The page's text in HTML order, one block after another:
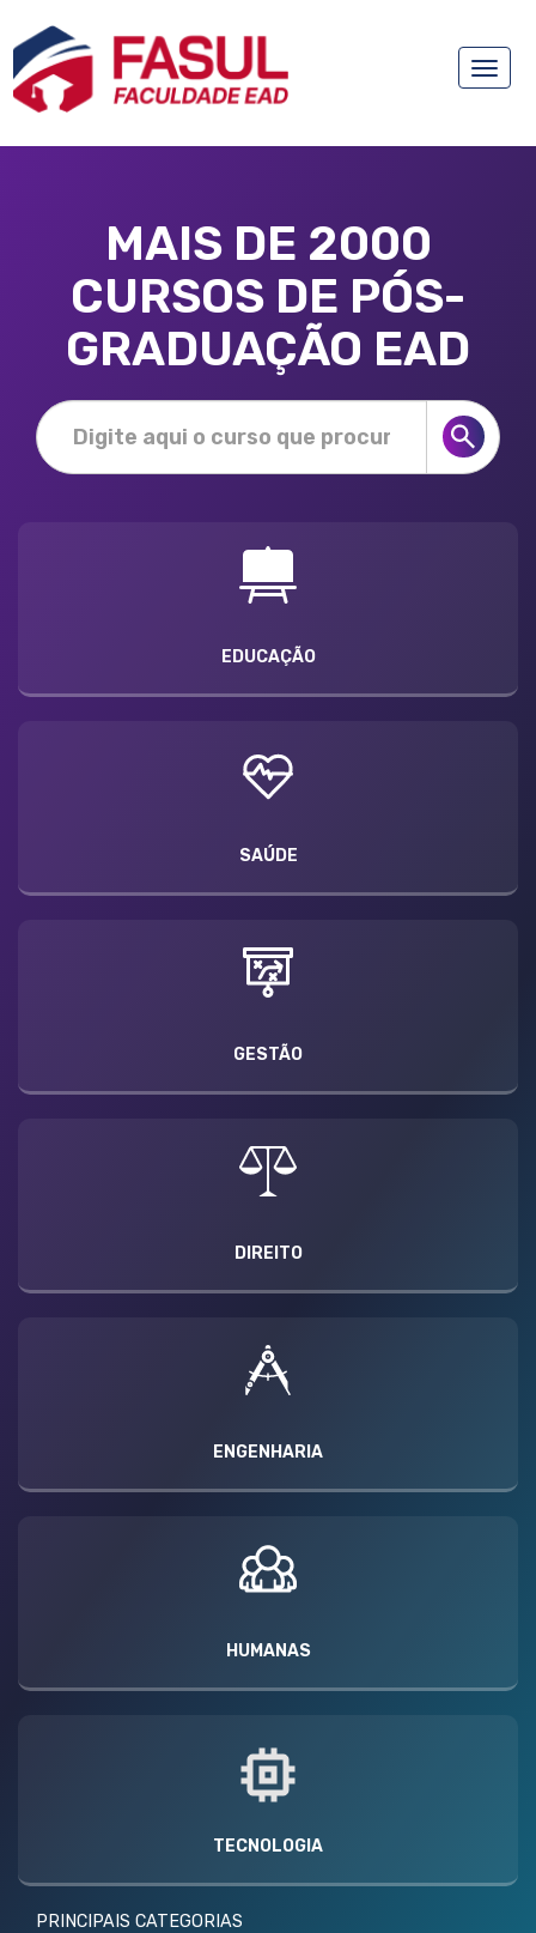
Toggle
MAIS DE 2000
CURSOS DE PÓS-
GRADUAÇÃO EAD
EDUCAÇÃO
SAÚDE
GESTÃO
DIREITO
ENGENHARIA
HUMANAS
TECNOLOGIA
PRINCIPAIS CATEGORIAS